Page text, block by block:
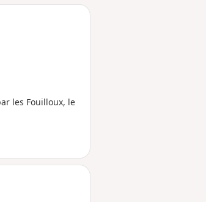
les Fouilloux, le